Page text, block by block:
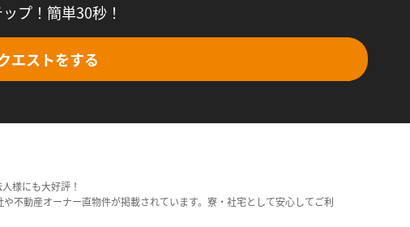
プ！簡単30秒！
エストをする
様にも大好評！
不動産オーナー直物件が掲載されています。寮・社宅として安心してご利